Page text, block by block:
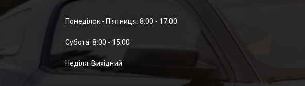
Понеділок - П'ятниця: 8:00 - 17:00
Суботa: 8:00 - 15:00
Неділя: Вихідний